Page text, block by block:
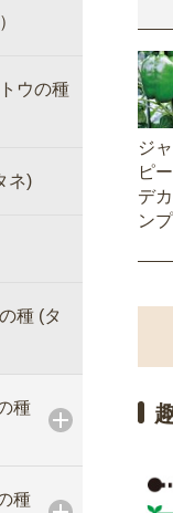
ウの種
ネ)
種 (タ
種
種
ジ
ピ
デ
ンプ